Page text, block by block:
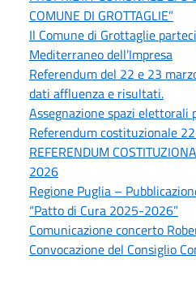
COMUNE DI GROTTAGLIE”
Il Comune di Grottaglie
Mediterraneo dell’Impresa
Referendum del 22 e 23
dati affluenza e risultati.
Assegnazione spazi elettorali
Referendum costituzionale
REFERENDUM
2026
Regione Puglia –
“Patto di Cura 2025-2026”
Comunicazione concerto
Convocazione del Consiglio